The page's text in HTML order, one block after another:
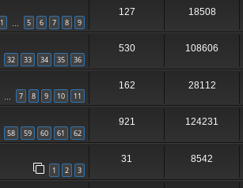
1 5 6 7 8 9
127 18508
32 33 34 35 36
530 108606
7 8 9 10 11
162 28112
58 59 60 61 62
921 124231
1 2 3
31 8542